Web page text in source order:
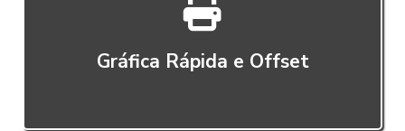
Gráfica Rápida e Offset